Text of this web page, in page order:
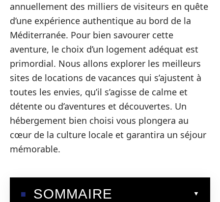
annuellement des milliers de visiteurs en quête
d’une expérience authentique au bord de la
Méditerranée. Pour bien savourer cette
aventure, le choix d’un logement adéquat est
primordial. Nous allons explorer les meilleurs
sites de locations de vacances qui s’ajustent à
toutes les envies, qu’il s’agisse de calme et
détente ou d’aventures et découvertes. Un
hébergement bien choisi vous plongera au
cœur de la culture locale et garantira un séjour
mémorable.
SOMMAIRE